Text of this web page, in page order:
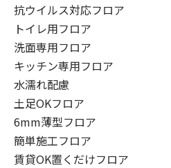
抗ウイルス対応フロア
トイレ用フロア
洗面専用フロア
キッチン専用フロア
水濡れ配慮
土足OKフロア
6mm薄型フロア
簡単施工フロア
賃貸OK置くだけフロア